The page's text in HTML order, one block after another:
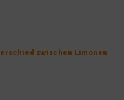
zwischen Limonen